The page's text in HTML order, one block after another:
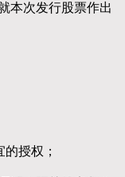
次发行股票作出
授权；